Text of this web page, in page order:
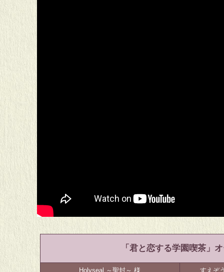
「君と恋する学園喫茶」
Holyseal ～聖封～ 様 すえぞ